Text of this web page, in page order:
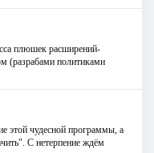
плюшек расширений-
(разрабами политиками
этой чудесной программы, а
С нетерпение ждём